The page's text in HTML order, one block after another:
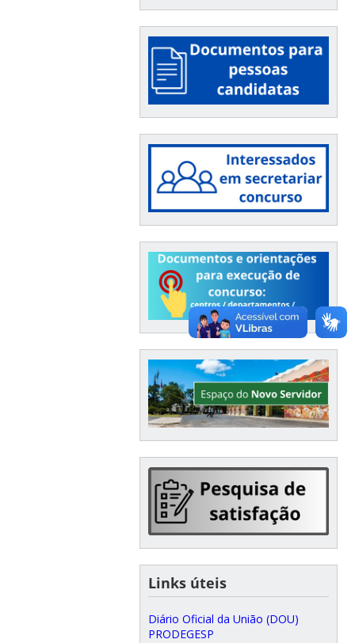
Links úteis
Diário Oficial da União (DOU)
PRODEGESP